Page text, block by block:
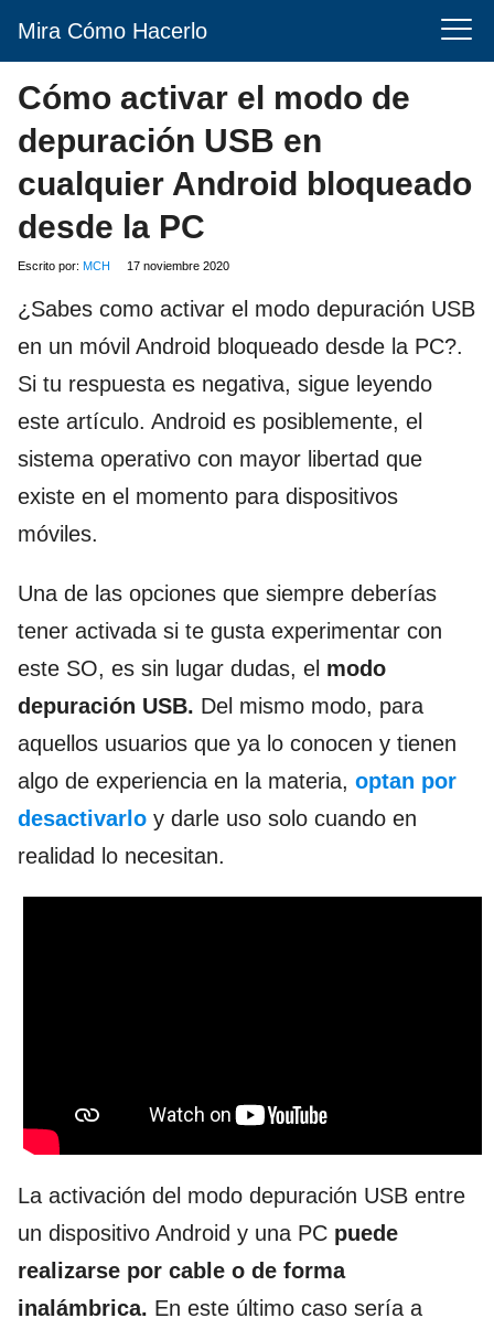
Mira Cómo Hacerlo
Cómo activar el modo de
depuración USB en
cualquier Android bloqueado
desde la PC
Escrito por: MCH 17 noviembre 2020
¿Sabes como activar el modo depuración USB
en un móvil Android bloqueado desde la PC?.
Si tu respuesta es negativa, sigue leyendo
este artículo. Android es posiblemente, el
sistema operativo con mayor libertad que
existe en el momento para dispositivos
móviles.
Una de las opciones que siempre deberías
tener activada si te gusta experimentar con
este SO, es sin lugar dudas, el modo
depuración USB. Del mismo modo, para
aquellos usuarios que ya lo conocen y tienen
algo de experiencia en la materia, optan por
desactivarlo y darle uso solo cuando en
realidad lo necesitan.
La activación del modo depuración USB entre
un dispositivo Android y una PC puede
realizarse por cable o de forma
inalámbrica. En este último caso sería a